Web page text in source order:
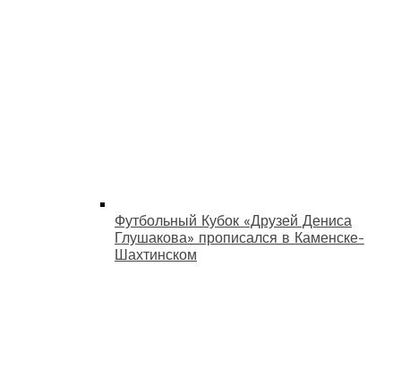
Футбольный Кубок «Друзей Дениса
Глушакова» прописался в Каменске-
Шахтинском